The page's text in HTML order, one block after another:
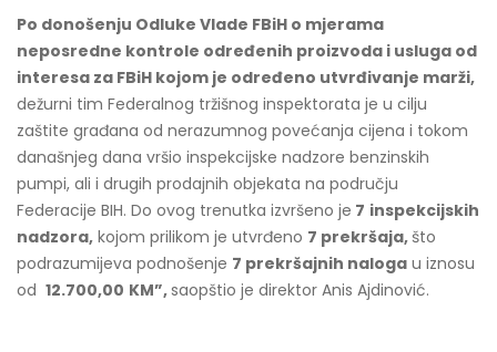
Po donošenju Odluke Vlade FBiH o mjerama
neposredne kontrole određenih proizvoda i usluga od
interesa za FBiH kojom je određeno utvrđivanje marži,
dežurni tim Federalnog tržišnog inspektorata je u cilju
zaštite građana od nerazumnog povećanja cijena i tokom
današnjeg dana vršio inspekcijske nadzore benzinskih
pumpi, ali i drugih prodajnih objekata na području
Federacije BIH. Do ovog trenutka izvršeno je 7 inspekcijskih
nadzora, kojom prilikom je utvrđeno 7 prekršaja, što
podrazumijeva podnošenje 7 prekršajnih naloga u iznosu
od 12.700,00 KM”,saopštio je direktor Anis Ajdinović.